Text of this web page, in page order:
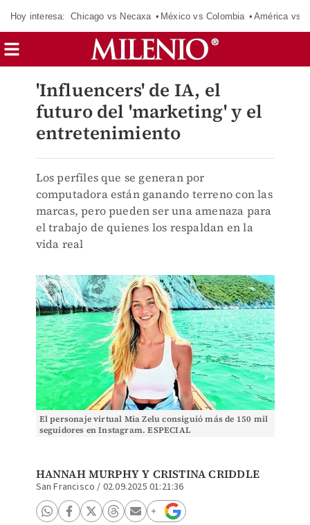
Hoy interesa: Chicago vs Necaxa México vs Colombia América vs
'Influencers' de IA, el
futuro del 'marketing' y el
entretenimiento
Los perfiles que se generan por
computadora están ganando terreno con las
marcas, pero pueden ser una amenaza para
el trabajo de quienes los respaldan en la
vida real
El personaje virtual Mia Zelu consiguió más de 150 mil
seguidores en Instagram. ESPECIAL
HANNAH MURPHY Y CRISTINA CRIDDLE
San Francisco / 02.09.2025 01:21:36